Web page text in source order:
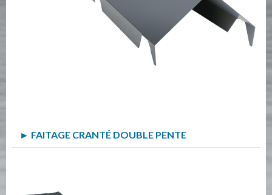
► FAITAGE CRANTÉ DOUBLE PENTE